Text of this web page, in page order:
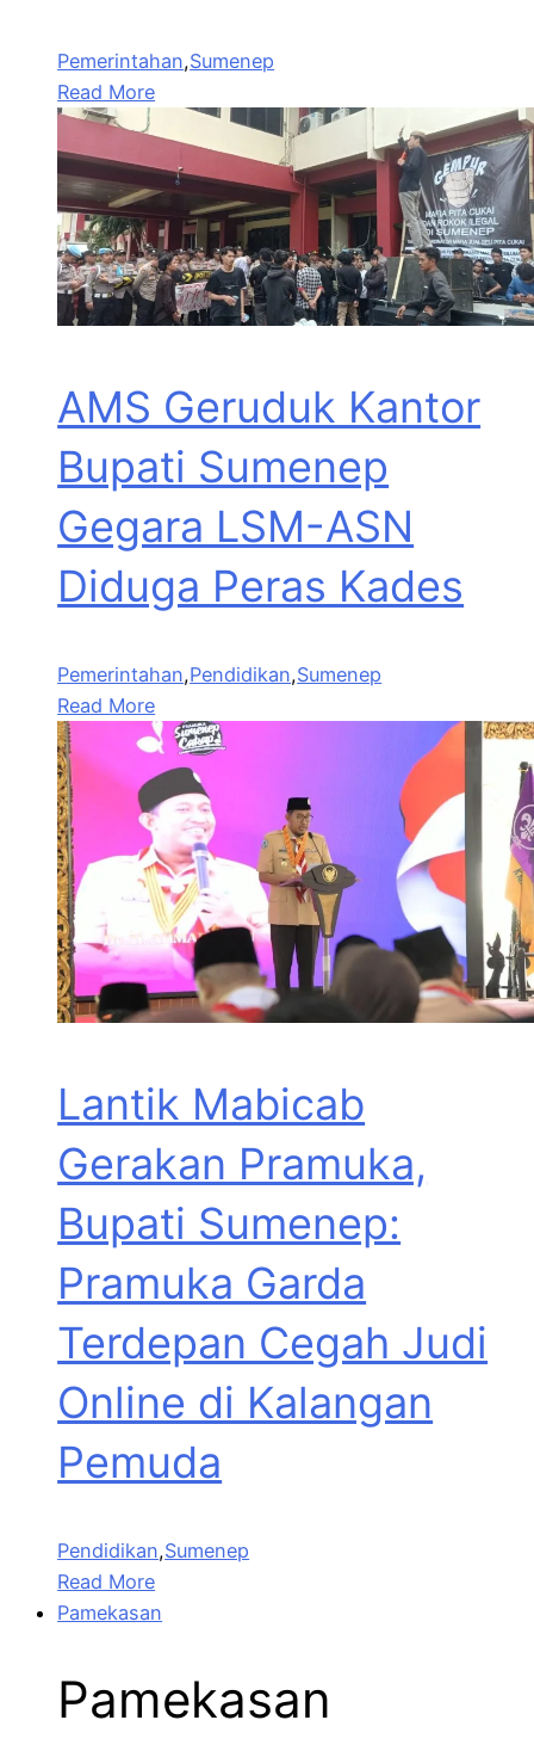
Pemerintahan,Sumenep
Read More
AMS Geruduk Kantor
Bupati Sumenep
Gegara LSM-ASN
Diduga Peras Kades
Pemerintahan,Pendidikan,Sumenep
Read More
Lantik Mabicab
Gerakan Pramuka,
Bupati Sumenep:
Pramuka Garda
Terdepan Cegah Judi
Online di Kalangan
Pemuda
Pendidikan,Sumenep
Read More
Pamekasan
Pamekasan